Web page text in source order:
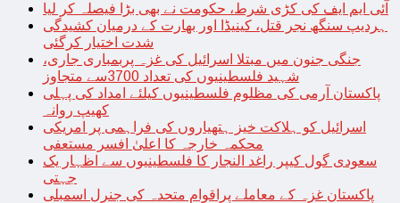
آئی ایم ایف کی کڑی شرط، حکومت نے بھی بڑا فیصلہ کر لیا
ہردیپ سنگھ نجر قتل، کینیڈا اور بھارت کے درمیان کشیدگی
شدت اختیار کرگئی
جنگی جنون میں مبتلا اسرائیل کی غزہ پربمباری جاری،
شہید فلسطینیوں کی تعداد 3700سے متجاوز
پاکستان آرمی کی مظلوم فلسطینیوں کیلئے امداد کی پہلی
کھیپ روانہ
اسرائیل کو ہلاکت خیز ہتھیاروں کی فراہمی پر امریکی
محکمہ خارجہ کا اعلیٰ افسر مستعفی
سعودی گول کیپر راغد النجار کا فلسطینیوں سے اظہار یک
جہتی
پاکستان غزہ کے معاملے پراقوام متحدہ کی جنرل اسمبلی